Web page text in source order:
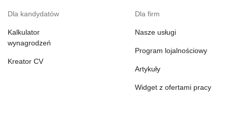
Dla kandydatów
Kalkulator
wynagrodzeń
Kreator CV
Dla firm
Nasze usługi
Program lojalnościowy
Artykuły
Widget z ofertami pracy